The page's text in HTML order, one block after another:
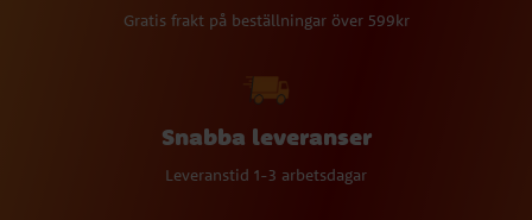
Gratis frakt på beställningar över 599kr
Snabba leveranser
Leveranstid 1-3 arbetsdagar